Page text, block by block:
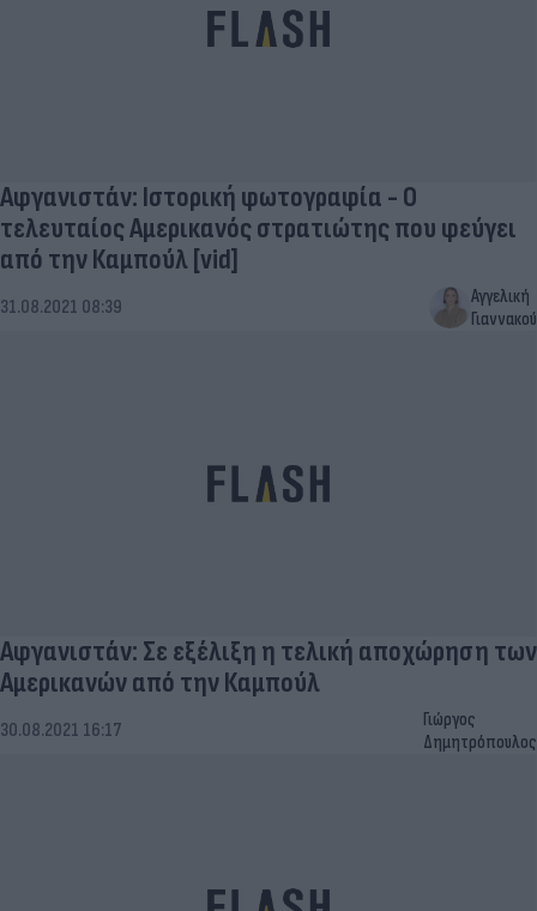
Αφγανιστάν: Ιστορική φωτογραφία - Ο
τελευταίος Αμερικανός στρατιώτης που φεύγει
από την Καμπούλ [vid]
31.08.2021 08:39
Αγγελική
Γιαννακού
Αφγανιστάν: Σε εξέλιξη η τελική αποχώρηση των
Αμερικανών από την Καμπούλ
30.08.2021 16:17
Γιώργος
Δημητρόπουλος